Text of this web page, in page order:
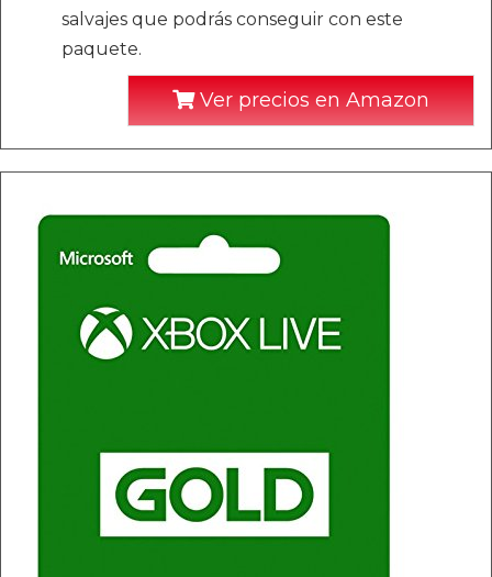
salvajes que podrás conseguir con este
paquete.
Ver precios en Amazon